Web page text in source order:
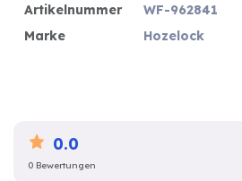
Artikelnummer
WF-962841
Marke
Hozelock
0.0
0 Bewertungen